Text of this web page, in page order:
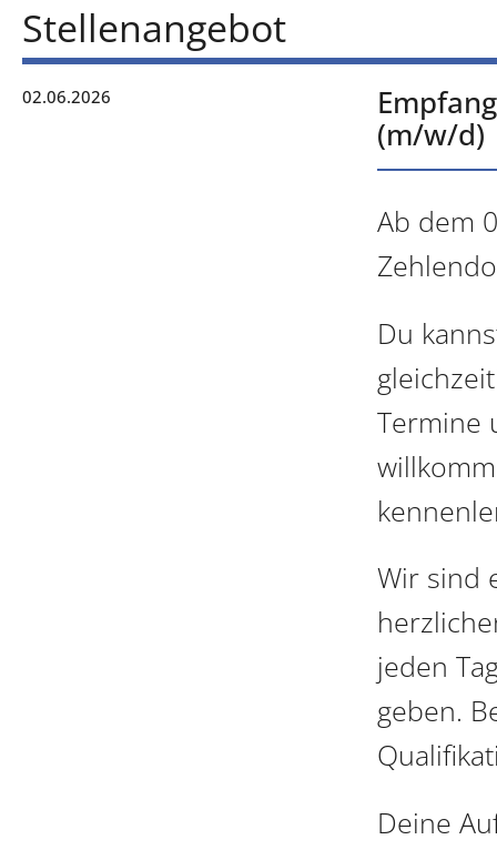
Stellenangebot
02.06.2026
(m/w/d)
Ab dem
Du
Termine
Wir sind
jeden
geben.
Deine